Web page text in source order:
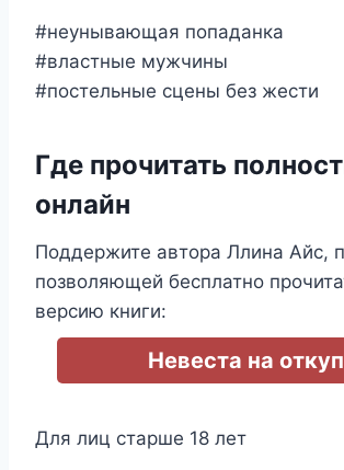
#неунывающая попаданка
#властные мужчины
#постельные сцены без жести
Где прочитать
онлайн
Поддержите автора Ллина Айс,
позволяющей бесплатно
версию книги:
Невеста на откуп
Для лиц старше 18 лет